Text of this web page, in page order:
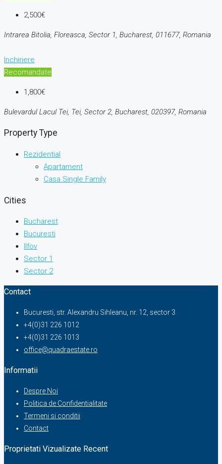
2,500€
Intrarea Bitolia, Floreasca, Sector 1, Bucharest, 011677, Romania
Inchiriere
Recomandate
1,800€
Bulevardul Lacul Tei, Tei, Sector 2, Bucharest, 020397, Romania
Property Type
Rezidential
Apartament
Casa Single Family
Cities
Bucharest
Bucuresti
Ilfov
Sector 1
Sector 2
Contact
Bucuresti, str. Alexandru Sihleanu, nr. 12, sector 3
+4(0)31 226 1012
+4(0)31 226 1013
office@quadraestate.ro
Informatii
Despre Noi
Politica de Confidentialitate
Termeni si conditii
Contact
Proprietati Vizualizate Recent